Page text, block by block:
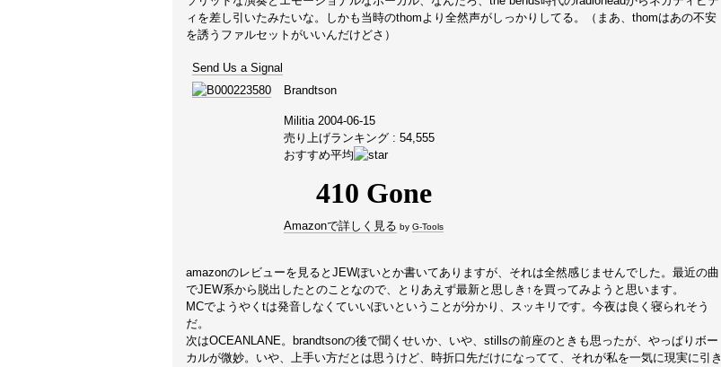
ィを差し引いたみたいな。しかも当時のthomより全然声がしっかりしてる。（まあ、thomはあの不安
を誘うファルセットがいいんだけどさ）
Send Us a Signal
Brandtson
Militia 2004-06-15
売り上げランキング : 54,555
おすすめ平均
Amazonで詳しく見る by G-Tools
amazonのレビューを見るとJEWぽいとか書いてありますが、それは全然感じませんでした。最近の曲
でJEW系から脱出したとのことなので、とりあえず最新と思しき↑を買ってみようと思います。
MCでようやくtは発音しなくていいぽいということが分かり、スッキリです。今夜は良く寝られそう
だ。
次はOCEANLANE。brandtsonの後で聞くせいか、いや、stillsの前座のときも思ったが、やっぱりボー
カルが微妙。いや、上手い方だとは思うけど、時折口先だけになってて、それが私を一気に現実に引き